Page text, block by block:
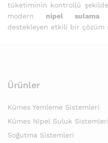
tüketiminin kontrollü şekilde
modern nipel sulama
destekleyen etkili bir çözüm
Ürünler
Kümes Yemleme Sistemleri
Kümes Nipel Suluk Sistemleri
Soğutma Sistemleri